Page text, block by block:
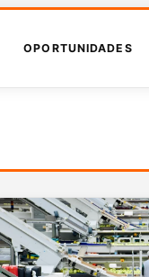
OPORTUNIDADES